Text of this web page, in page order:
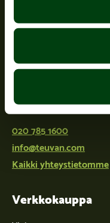
Teuvan Keitintehdas Oy
64700 TEUVA
020 785 1600
info@teuvan.com
Kaikki yhteystietomme
Verkkokauppa